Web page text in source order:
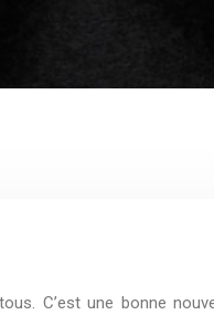
C’est une bonne